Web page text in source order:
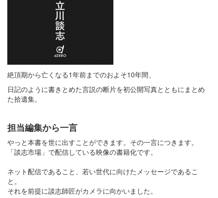
絶頂期から亡くなる1年前までのおよそ10年間、
日記のように書きとめた言説の断片を初公開写真とともにまとめ
た拾遺集。
担当編集から一言
やっと本書を世に出すことができます。その一言につきます。
「談志市場」で配信している映像の書籍化です。
ネット配信であること、若い世代に向けたメッセージであるこ
と。
それを前提に談志師匠がカメラに向かいました。